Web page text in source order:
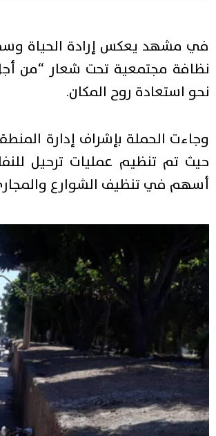
في مشهد يعكس إرادة الحياة
نظافة مجتمعية تحت شعار “من
نحو استعادة روح المكان.
وجاءت الحملة بإشراف إدارة
حيث تم تنظيم عمليات ترحيل
أسهم في تنظيف الشوارع